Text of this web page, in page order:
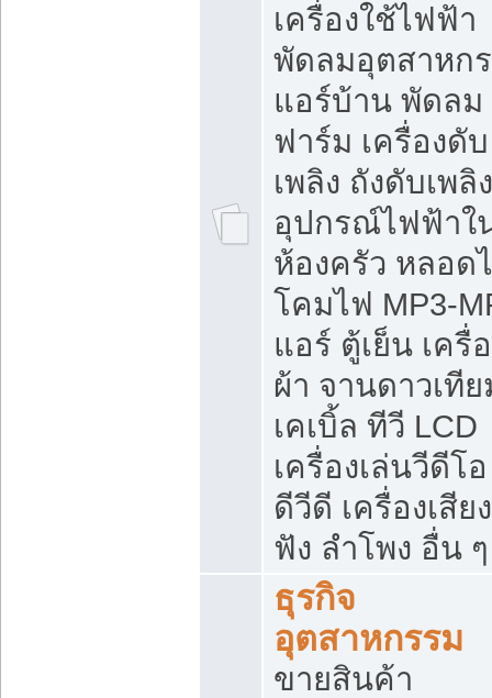
เครื่องใช้ไฟฟ้า
พัดลมอุตสาหก
แอร์บ้าน พัดลม
ฟาร์ม เครื่องดับ
เพลิง ถังดับเพลิง
อุปกรณ์ไฟฟ้าใ
ห้องครัว หลอด
โคมไฟ MP3-
แอร์ ตู้เย็น เครื่
ผ้า จานดาวเทีย
เคเบิ้ล ทีวี LCD
เครื่องเล่นวีดีโอ
ดีวีดี เครื่องเสีย
ฟัง ลำโพง อื่น ๆ
ธุรกิจ
อุตสาหกรรม
ขายสินค้า